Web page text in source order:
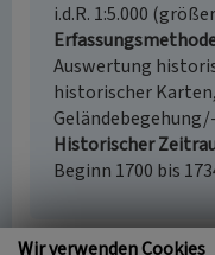
i.d.R. 1:5.000
Auswertung
historischer
Historischer
Beginn 1700 bis
Wir verwenden Cookies